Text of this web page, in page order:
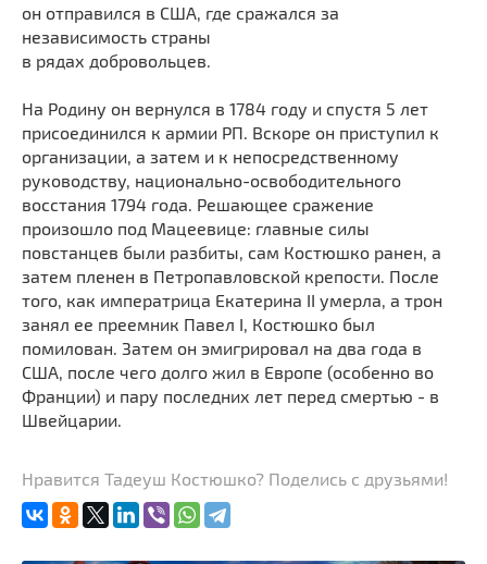
он отправился в США, где сражался за
независимость страны
в рядах добровольцев.
На Родину он вернулся в 1784 году и спустя 5 лет
присоединился к армии РП. Вскоре он приступил к
организации, а затем и к непосредственному
руководству, национально-освободительного
восстания 1794 года. Решающее сражение
произошло под Мацеевице: главные силы
повстанцев были разбиты, сам Костюшко ранен, а
затем пленен в Петропавловской крепости. После
того, как императрица Екатерина II умерла, а трон
занял ее преемник Павел I, Костюшко был
помилован. Затем он эмигрировал на два года в
США, после чего долго жил в Европе (особенно во
Франции) и пару последних лет перед смертью - в
Швейцарии.
Нравится Тадеуш Костюшко? Поделись с друзьями!